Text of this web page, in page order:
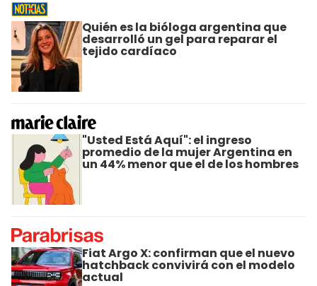
Quién es la bióloga argentina que
desarrolló un gel para reparar el
tejido cardíaco
"Usted Está Aquí": el ingreso
promedio de la mujer Argentina en
un 44% menor que el de los hombres
Fiat Argo X: confirman que el nuevo
hatchback convivirá con el modelo
actual